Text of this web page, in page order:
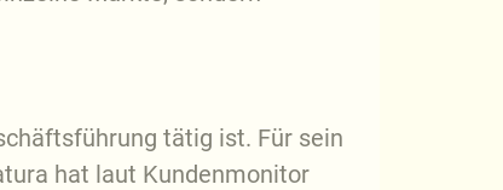
tätig ist. Für sein
hat laut Kundenmonitor